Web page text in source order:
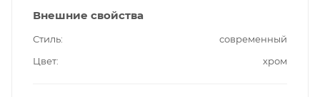
Внешние свойства
Стиль
современный
Цвет
хром